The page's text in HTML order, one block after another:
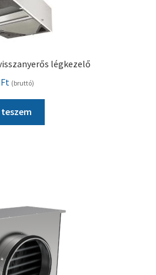
légkezelő
Ft (bruttó)